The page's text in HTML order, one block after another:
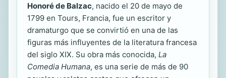
Honoré de Balzac, nacido el 20 de mayo de
1799 en Tours, Francia, fue un escritor y
dramaturgo que se convirtió en una de las
figuras más influyentes de la literatura francesa
del siglo XIX. Su obra más conocida, La
Comedia Humana, es una serie de más de 90